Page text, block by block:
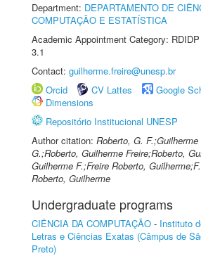
Department: DEPARTAMENTO DE
COMPUTAÇÃO E ESTATÍSTICA
Academic Appointment Category:
3.1
Contact: guilherme.freire@unesp.br
Orcid
CV Lattes
Google
Dimensions
Repositório Institucional UNESP
Author citation: Roberto, G. F.;Guilherme
G.;Roberto, Guilherme Freire;Roberto,
Guilherme F.;Freire Roberto,
Roberto, Guilherme
Undergraduate programs
CIÊNCIA DA COMPUTAÇÃO - Instituto
Letras e Ciências Exatas (Câmpus de
Preto)